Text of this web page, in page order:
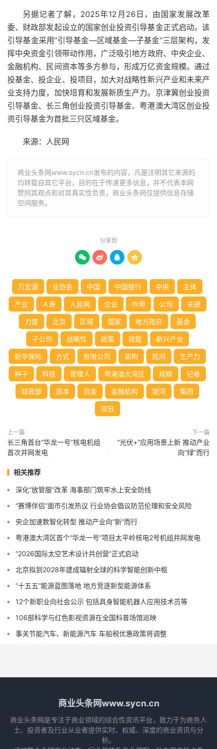
另据记者了解，2025年12月26日，由国家发展改革
委、 财政部发起设立的国家创业投资引导基金正式启动。该
引导基金采用“引导基金—区域基金—子基金”三层架构，发
挥中央资金引领带动作用 ，广泛吸引地方政府、中央企业、
金融机构、 民间资本等多方参与，形成万亿资金规模。通过
投基金、投企业、投项目，加大对战略性新兴产业和未来产
业支持力度，加快培育和发展新质生产力。京津冀创业投资
引导基金、长三角创业投资引导基金、 粤港澳大湾区创业投
资引导基金为首批三只区域基金。
来源：人民网
商业头条网www.sycn.cn发布的内容，凡是注明其它来源的
均转载自其它平台，目的在于传递更多信息，并不代表本网
赞同其观点和对其真实性负责，商业头条网仅提供信息存储
空间服务。
分享到
   
万宏源 业协会 中国 中国银行 中央 主体
产业 人寿 人民网 企业 作用 公司 关键
力度 北京 区域 国家 地方政府 基金
子公司 战略性 政策 效能 新兴产业
新华保险 方式 有限公司 架构 民间 生产力
种子 科技 管理人 粤港澳大湾区 规模 记者
财政部 资本 资金 金融机构 银河 集团
项目
上一篇
长三角首台“华龙一号”核电机组
首次并网发电
下一篇
“光伏+”应用场景上新 推动产业
向“绿”而行
相关推荐
深化“放管服”改革 海事部门筑牢水上安全防线
“赛博伴侣”面市引发热议 行业协会倡议防范伦理和安全风险
央企加速数智化转型 推动产业向“新”而行
粤港澳大湾区首个“华龙一号”项目太平岭核电2号机组并网发电
“2026国际太空艺术设计共创营”正式启动
北京拟到2028年建成辐射全球的科学智能创新中枢
“十五五”能源蓝图落地 地方竞逐新型能源体系
12个新职业向社会公示 包括具身智能机器人应用技术员等
106部科学与红色影视资源在全国科普场馆巡映
事关节能汽车、新能源汽车 车船税优惠政策将调整
商业头条网www.sycn.cn
商业头条网是专注于商业领域的综合性资讯平台，致力于为商务人
士、投资者及行业从业者提供实时、权威、深度的商业资讯与分
析。